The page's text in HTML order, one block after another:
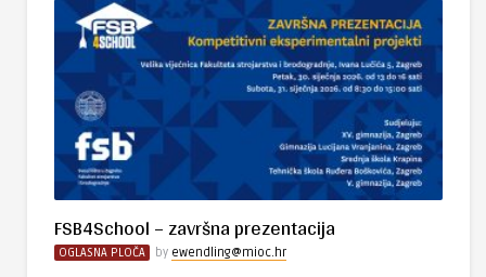
FSB4School – završna prezentacija
OGLASNA PLOČA by ewendling@mioc.hr